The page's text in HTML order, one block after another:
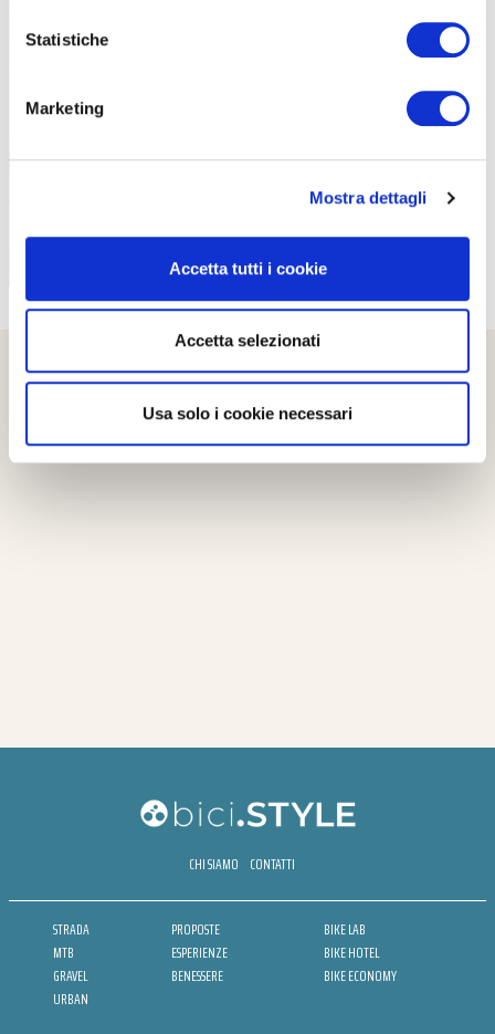
Statistiche
Marketing
Mostra dettagli
Accetta tutti i cookie
Accetta selezionati
Usa solo i cookie necessari
CHI SIAMO CONTATTI
STRADA
MTB
GRAVEL
URBAN
PROPOSTE
ESPERIENZE
BENESSERE
BIKE LAB
BIKE HOTEL
BIKE ECONOMY